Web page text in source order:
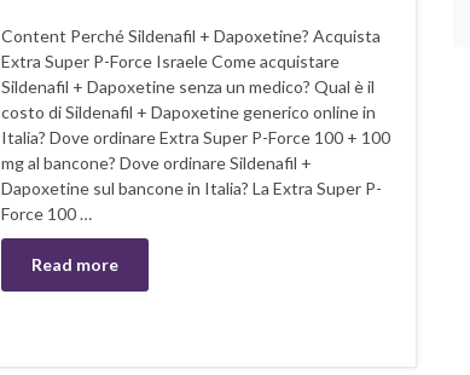
Content Perché Sildenafil + Dapoxetine? Acquista
Extra Super P-Force Israele Come acquistare
Sildenafil + Dapoxetine senza un medico? Qual è il
costo di Sildenafil + Dapoxetine generico online in
Italia? Dove ordinare Extra Super P-Force 100 + 100
mg al bancone? Dove ordinare Sildenafil +
Dapoxetine sul bancone in Italia? La Extra Super P-
Force 100 …
Read more